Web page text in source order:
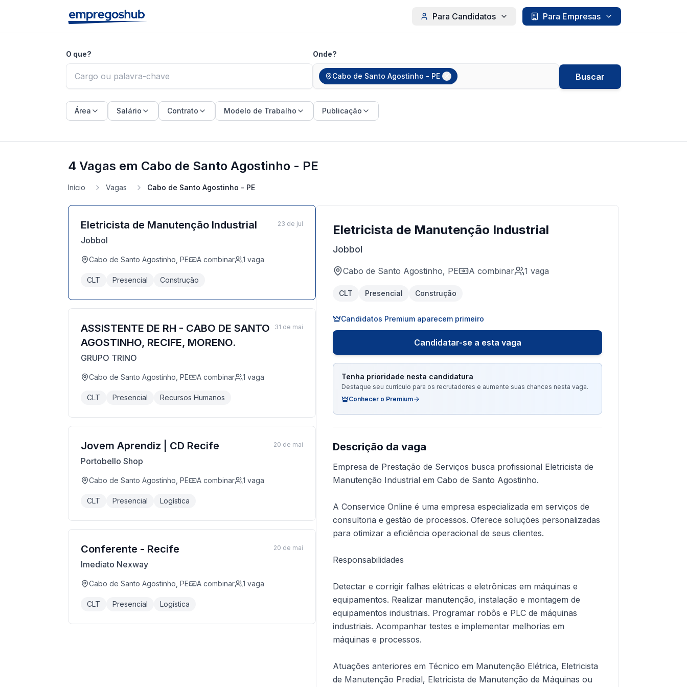
Para Candidatos Para Empresas
O que? Onde?
Cabo de Santo Agostinho - PE Buscar
Área Salário Contrato Modelo de Trabalho Publicação
4 Vagas em Cabo de Santo Agostinho - PE
Início Vagas Cabo de Santo Agostinho - PE
Eletricista de Manutenção Industrial
Jobbol
Cabo de Santo Agostinho, PE A combinar 1 vaga
CLT Presencial Construção
23 de jul
ASSISTENTE DE RH - CABO DE SANTO
AGOSTINHO, RECIFE, MORENO.
GRUPO TRINO
Cabo de Santo Agostinho, PE A combinar 1 vaga
CLT Presencial Recursos Humanos
31 de mai
Jovem Aprendiz | CD Recife
Portobello Shop
Cabo de Santo Agostinho, PE A combinar 1 vaga
CLT Presencial Logística
20 de mai
Conferente - Recife
Imediato Nexway
Cabo de Santo Agostinho, PE A combinar 1 vaga
CLT Presencial Logística
20 de mai
Eletricista de Manutenção Industrial
Jobbol
Cabo de Santo Agostinho, PE A combinar 1 vaga
CLT Presencial Construção
Candidatos Premium aparecem primeiro
Candidatar-se a esta vaga
Tenha prioridade nesta candidatura
Destaque seu currículo para os recrutadores e aumente suas chances nesta vaga.
Conhecer o Premium
Descrição da vaga
Empresa de Prestação de Serviços busca profissional Eletricista de
Manutenção Industrial em Cabo de Santo Agostinho.
A Conservice Online é uma empresa especializada em serviços de
consultoria e gestão de processos. Oferece soluções personalizadas
para otimizar a eficiência operacional de seus clientes.
Responsabilidades
Detectar e corrigir falhas elétricas e eletrônicas em máquinas e
equipamentos. Realizar manutenção, instalação e montagem de
equipamentos industriais. Programar robôs e PLC de máquinas
industriais. Acompanhar testes e implementar melhorias em
máquinas e processos.
Atuações anteriores em Técnico em Manutenção Elétrica, Eletricista
de Manutenção Predial, Eletricista de Manutenção de Máquinas ou